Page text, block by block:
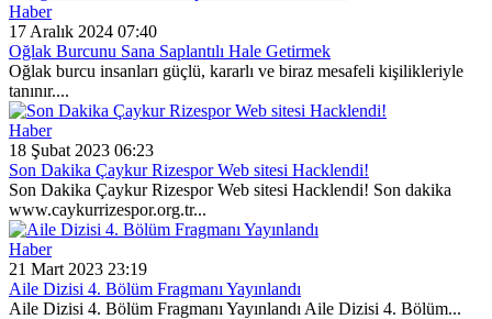
Haber
17 Aralık 2024 07:40
Oğlak Burcunu Sana Saplantılı Hale Getirmek
Oğlak burcu insanları güçlü, kararlı ve biraz mesafeli kişilikleriyle
tanınır....
Haber
18 Şubat 2023 06:23
Son Dakika Çaykur Rizespor Web sitesi Hacklendi!
Son Dakika Çaykur Rizespor Web sitesi Hacklendi! Son dakika
www.caykurrizespor.org.tr...
Haber
21 Mart 2023 23:19
Aile Dizisi 4. Bölüm Fragmanı Yayınlandı
Aile Dizisi 4. Bölüm Fragmanı Yayınlandı Aile Dizisi 4. Bölüm...